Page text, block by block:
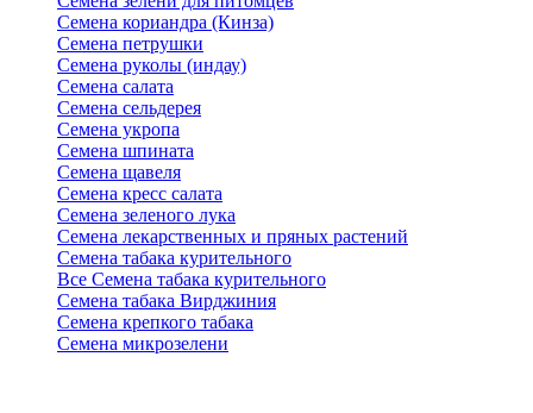
Семена кориандра (Кинза)
Семена петрушки
Семена руколы (индау)
Семена салата
Семена сельдерея
Семена укропа
Семена шпината
Семена щавеля
Семена кресс салата
Семена зеленого лука
Семена лекарственных и пряных растений
Семена табака курительного
Все Семена табака курительного
Семена табака Вирджиния
Семена крепкого табака
Семена микрозелени